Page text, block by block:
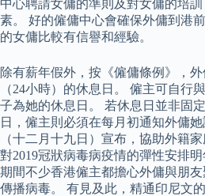
中心聘請女傭的準則及對女傭的培
素。 好的僱傭中心會確保外傭到港
的女傭比較有信譽和經驗。
除有薪年假外，按《僱傭條例》，
（24小時）的休息日。 僱主可自行
子為她的休息日。 若休息日並非固
日，僱主則必須在每月初通知外傭
（十二月十九日）宣布，協助外籍
對2019冠狀病毒病疫情的彈性安排
期間不少香港僱主都擔心外傭與朋
傳播病毒。 有見及此，精通印尼文